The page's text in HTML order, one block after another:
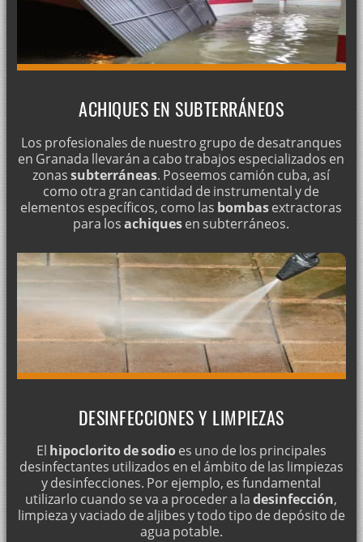
ACHIQUES EN SUBTERRÁNEOS
Los profesionales de nuestro grupo de desatranques
en Granada llevarán a cabo trabajos especializados en
zonassubterráneas. Poseemos camión cuba, así
como otra gran cantidad de instrumental y de
elementos específicos, como las bombasextractoras
para losachiquesen subterráneos.
DESINFECCIONES Y LIMPIEZAS
El hipoclorito de sodioes uno de los principales
desinfectantes utilizados en el ámbito de las limpiezas
y desinfecciones. Por ejemplo, es fundamental
utilizarlo cuando se va a proceder a ladesinfección,
limpieza y vaciado de aljibes y todo tipo de depósito de
agua potable.